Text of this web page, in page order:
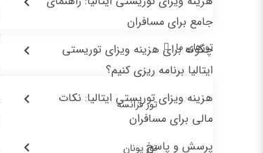
تورهای ما
تور فرانسه
تور یونان
جامع برای مسافران
چگونه برای هزینه ویزای توریستی
ایتالیا برنامه ریزی کنیم؟
هزینه ویزای توریستی ایتالیا: نکات
مالی برای مسافران
پرسش و پاسخ